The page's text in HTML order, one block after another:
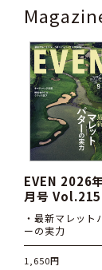
EVEN 2026
月号 Vol.215
・最新マレット
ーの実力
1,650円